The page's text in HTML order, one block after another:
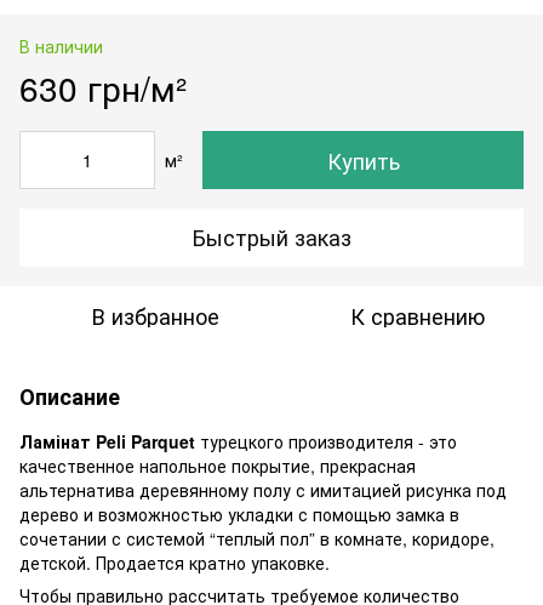
В наличии
630 грн/м²
м² Купить
Быстрый заказ
В избранное К сравнению
Описание
Ламінат Peli Parquet турецкого производителя - это
качественное напольное покрытие, прекрасная
альтернатива деревянному полу с имитацией рисунка под
дерево и возможностью укладки с помощью замка в
сочетании с системой “теплый пол” в комнате, коридоре,
детской. Продается кратно упаковке.
Чтобы правильно рассчитать требуемое количество